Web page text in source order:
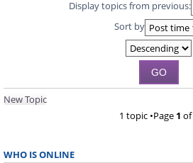
Display topics from previous:
Sort by
New Topic
1 topic •Page 1 of
WHO IS ONLINE